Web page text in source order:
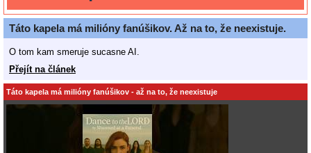
Táto kapela má milióny fanúšikov. Až na to, že neexistuje.
O tom kam smeruje sucasne AI.
Přejít na článek
Táto kapela má milióny fanúšikov - až na to, že neexistuje